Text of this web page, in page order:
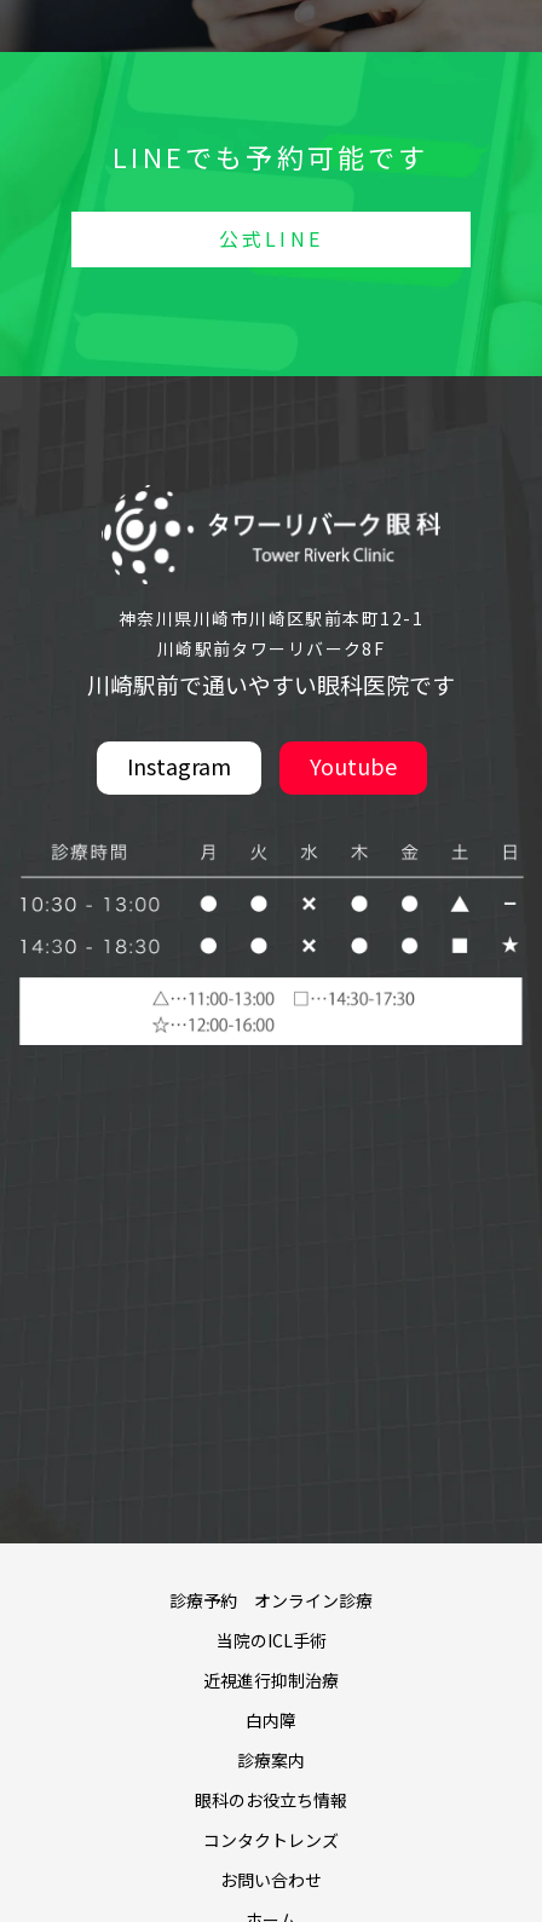
LINEでも予約可能です
公式LINE
神奈川県川崎市川崎区駅前本町12-1
川崎駅前タワーリバーク8F
川崎駅前で通いやすい眼科医院です
Instagram Youtube
診療予約 オンライン診療
当院のICL手術
近視進行抑制治療
白内障
診療案内
眼科のお役立ち情報
コンタクトレンズ
お問い合わせ